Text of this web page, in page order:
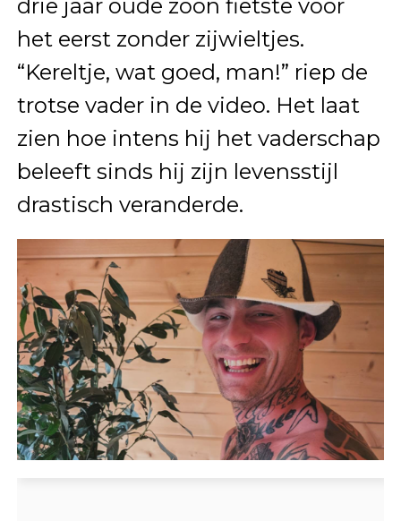
drie jaar oude zoon fietste voor
het eerst zonder zijwieltjes.
“Kereltje, wat goed, man!” riep de
trotse vader in de video. Het laat
zien hoe intens hij het vaderschap
beleeft sinds hij zijn levensstijl
drastisch veranderde.